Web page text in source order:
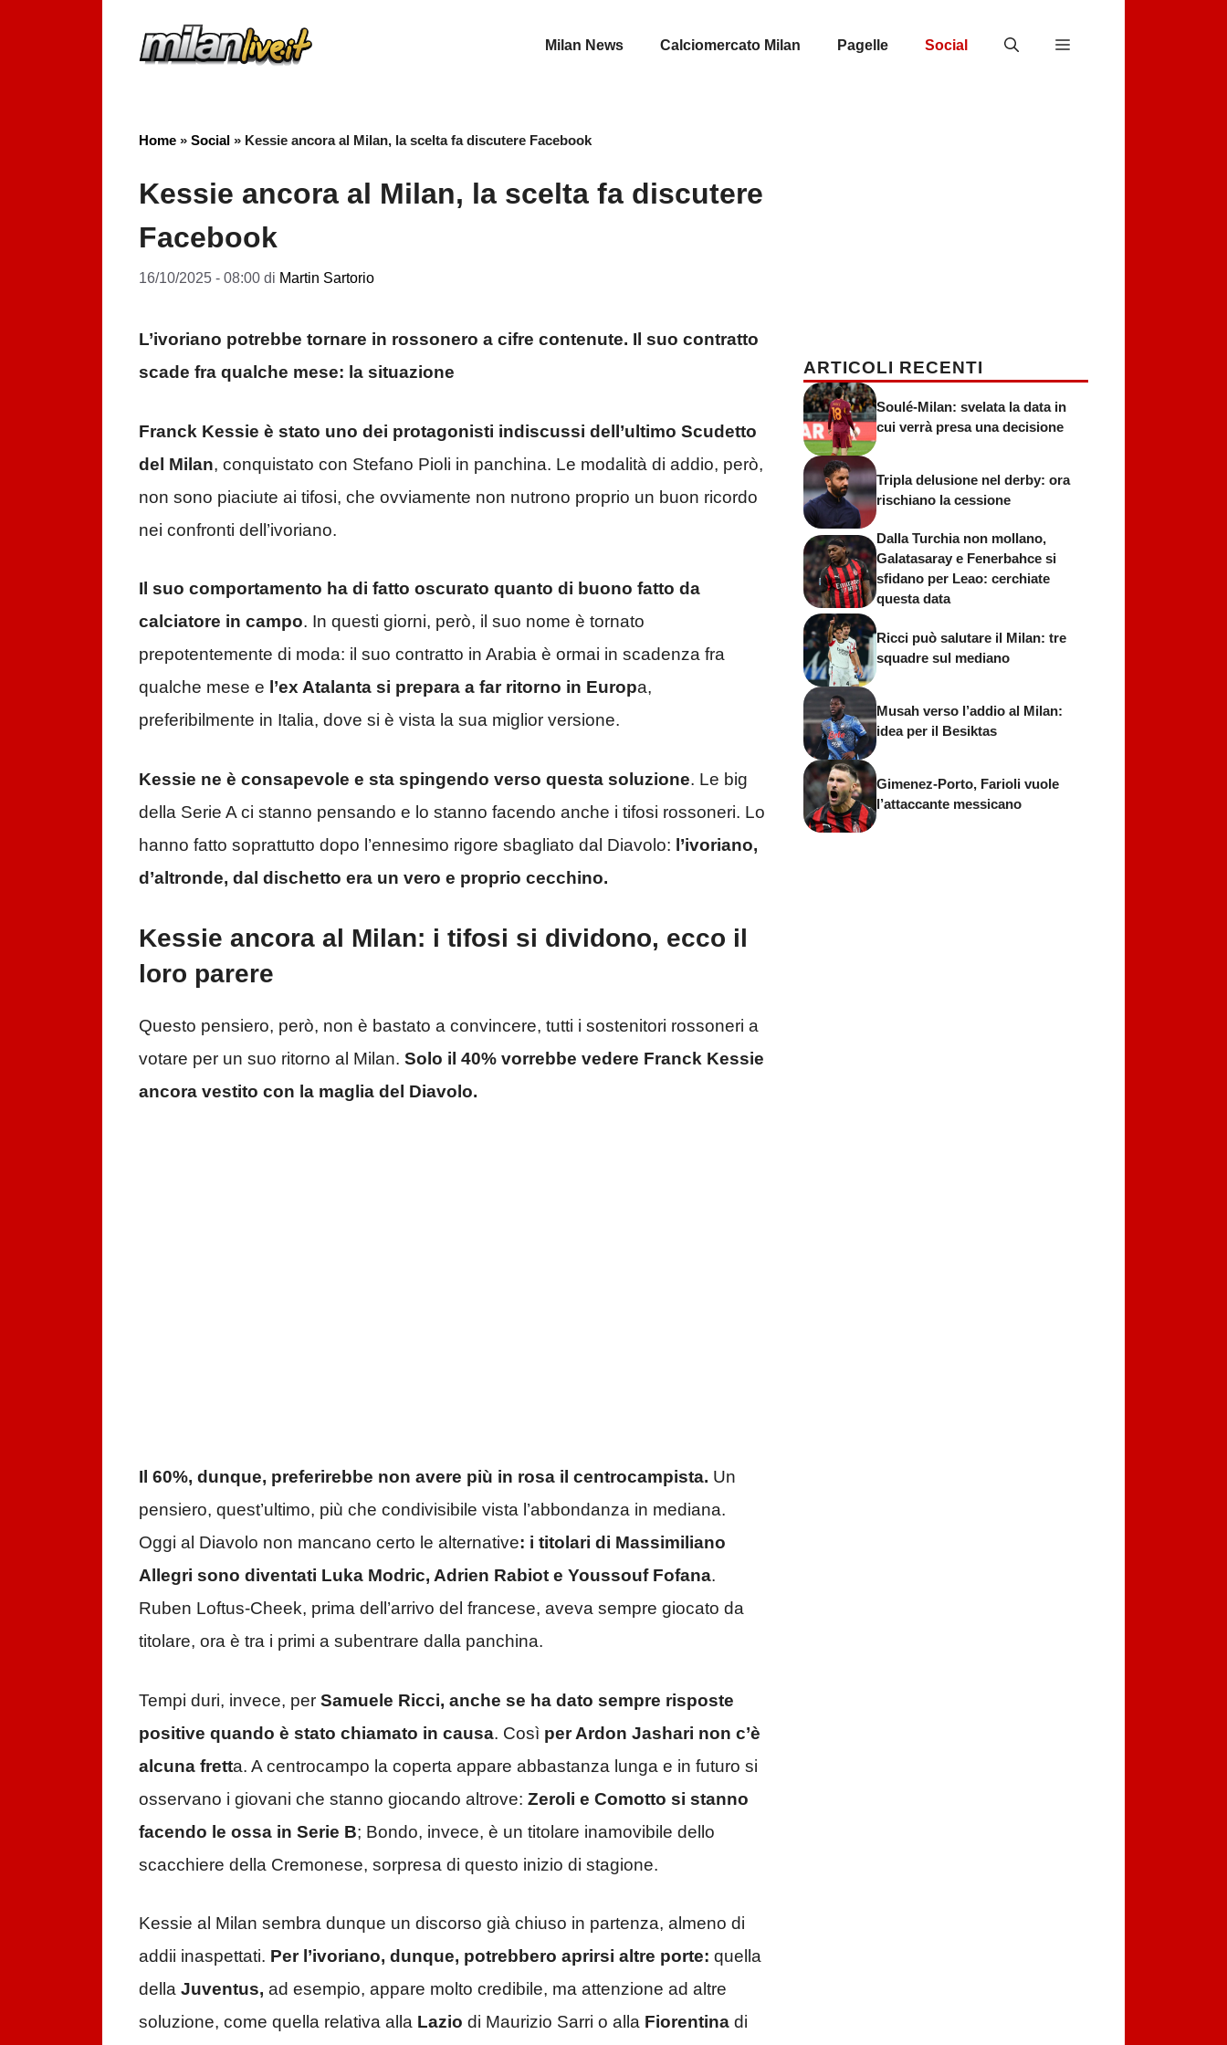
Milan News Calciomercato Milan Pagelle Social
Home » Social » Kessie ancora al Milan, la scelta fa discutere Facebook
Kessie ancora al Milan, la scelta fa discutere
Facebook
16/10/2025 - 08:00 di Martin Sartorio
L’ivoriano potrebbe tornare in rossonero a cifre contenute. Il suo contratto
scade fra qualche mese: la situazione
Franck Kessie è stato uno dei protagonisti indiscussi dell’ultimo Scudetto
del Milan, conquistato con Stefano Pioli in panchina. Le modalità di addio, però,
non sono piaciute ai tifosi, che ovviamente non nutrono proprio un buon ricordo
nei confronti dell’ivoriano.
Il suo comportamento ha di fatto oscurato quanto di buono fatto da
calciatore in campo. In questi giorni, però, il suo nome è tornato
prepotentemente di moda: il suo contratto in Arabia è ormai in scadenza fra
qualche mese e l’ex Atalanta si prepara a far ritorno in Europa,
preferibilmente in Italia, dove si è vista la sua miglior versione.
Kessie ne è consapevole e sta spingendo verso questa soluzione. Le big
della Serie A ci stanno pensando e lo stanno facendo anche i tifosi rossoneri. Lo
hanno fatto soprattutto dopo l’ennesimo rigore sbagliato dal Diavolo: l’ivoriano,
d’altronde, dal dischetto era un vero e proprio cecchino.
Kessie ancora al Milan: i tifosi si dividono, ecco il
loro parere
Questo pensiero, però, non è bastato a convincere, tutti i sostenitori rossoneri a
votare per un suo ritorno al Milan. Solo il 40% vorrebbe vedere Franck Kessie
ancora vestito con la maglia del Diavolo.
Il 60%, dunque, preferirebbe non avere più in rosa il centrocampista. Un
pensiero, quest’ultimo, più che condivisibile vista l’abbondanza in mediana.
Oggi al Diavolo non mancano certo le alternative: i titolari di Massimiliano
Allegri sono diventati Luka Modric, Adrien Rabiot e Youssouf Fofana.
Ruben Loftus-Cheek, prima dell’arrivo del francese, aveva sempre giocato da
titolare, ora è tra i primi a subentrare dalla panchina.
Tempi duri, invece, per Samuele Ricci, anche se ha dato sempre risposte
positive quando è stato chiamato in causa. Così per Ardon Jashari non c’è
alcuna fretta. A centrocampo la coperta appare abbastanza lunga e in futuro si
osservano i giovani che stanno giocando altrove: Zeroli e Comotto si stanno
facendo le ossa in Serie B; Bondo, invece, è un titolare inamovibile dello
scacchiere della Cremonese, sorpresa di questo inizio di stagione.
Kessie al Milan sembra dunque un discorso già chiuso in partenza, almeno di
addii inaspettati. Per l’ivoriano, dunque, potrebbero aprirsi altre porte: quella
della Juventus, ad esempio, appare molto credibile, ma attenzione ad altre
soluzione, come quella relativa alla Lazio di Maurizio Sarri o alla Fiorentina di
ARTICOLI RECENTI
Soulé-Milan: svelata la data in
cui verrà presa una decisione
Tripla delusione nel derby: ora
rischiano la cessione
Dalla Turchia non mollano,
Galatasaray e Fenerbahce si
sfidano per Leao: cerchiate
questa data
Ricci può salutare il Milan: tre
squadre sul mediano
Musah verso l’addio al Milan:
idea per il Besiktas
Gimenez-Porto, Farioli vuole
l’attaccante messicano